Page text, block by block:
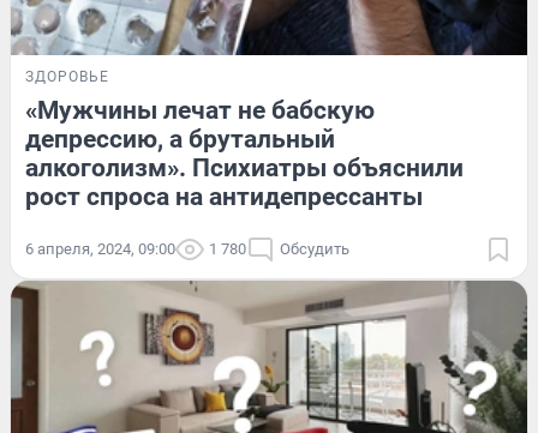
ЗДОРОВЬЕ
«Мужчины лечат не бабскую
депрессию, а брутальный
алкоголизм». Психиатры объяснили
рост спроса на антидепрессанты
6 апреля, 2024, 09:00 1 780 Обсудить